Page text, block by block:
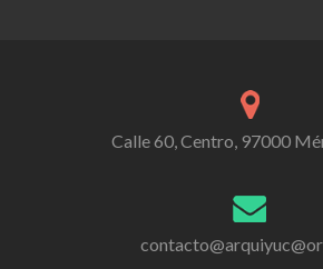
Calle 60, Centro, 97000